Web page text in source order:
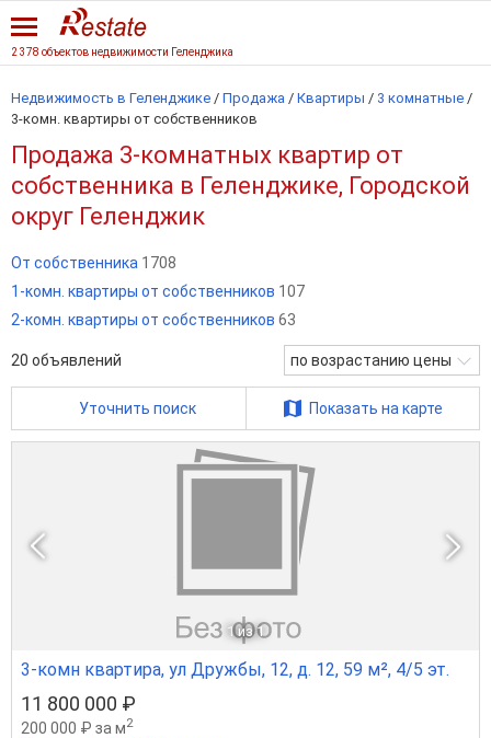
2 378 объектов недвижимости Геленджика
Недвижимость в Геленджике / Продажа / Квартиры / 3 комнатные /
3-комн. квартиры от собственников
Продажа 3-комнатных квартир от
собственника в Геленджике, Городской
округ Геленджик
От собственника 1708
1-комн. квартиры от собственников 107
2-комн. квартиры от собственников 63
20 объявлений по возрастанию цены
Уточнить поиск Показать на карте
1 из 1
3-комн квартира, ул Дружбы, 12, д. 12, 59 м², 4/5 эт.
11 800 000 ₽
200 000 ₽ за м2